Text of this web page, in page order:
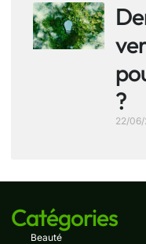
?
22/
Catégories
Beauté